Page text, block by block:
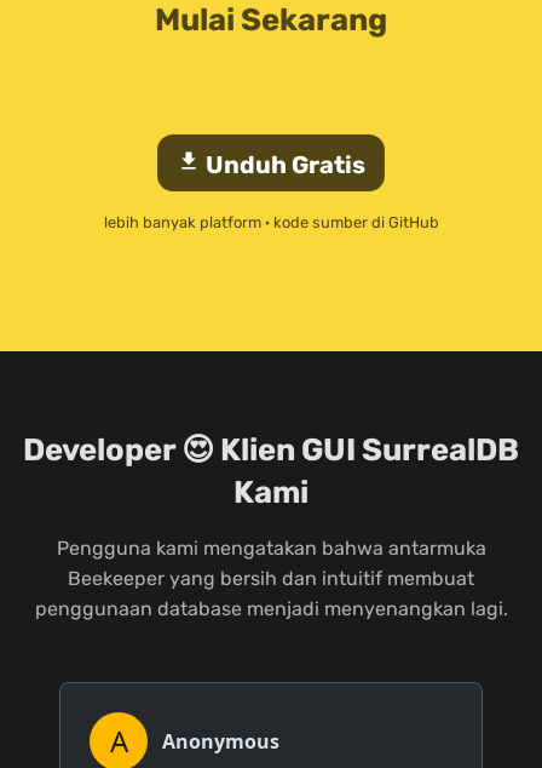
Mulai Sekarang
download Unduh Gratis
lebih banyak platform· kode sumber di GitHub
Developer 😍 Klien GUI SurrealDB
Kami
Pengguna kami mengatakan bahwa antarmuka
Beekeeper yang bersih dan intuitif membuat
penggunaan database menjadi menyenangkan lagi.